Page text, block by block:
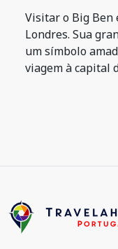
Visitar o Big
Londres. Sua
um símbolo
viagem à capital